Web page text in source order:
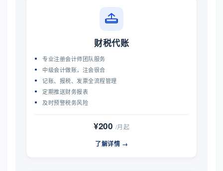
财税代账
专业注册会计师团队服务
中级会计做账，注会很合
记账、报税、发票全流程管理
定期推送财务报表
及时预警税务风险
¥200 /月起
了解详情 →